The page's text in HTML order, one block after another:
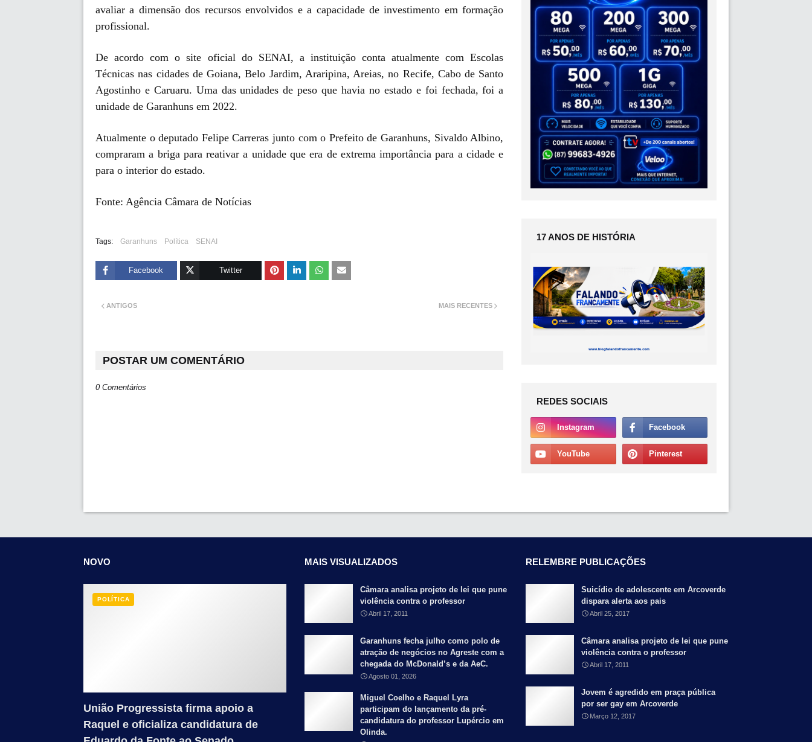
avaliar a dimensão dos recursos envolvidos e a capacidade de investimento em formação
profissional.
De acordo com o site oficial do SENAI, a instituição conta atualmente com Escolas
Técnicas nas cidades de Goiana, Belo Jardim, Araripina, Areias, no Recife, Cabo de Santo
Agostinho e Caruaru. Uma das unidades de peso que havia no estado e foi fechada, foi a
unidade de Garanhuns em 2022.
Atualmente o deputado Felipe Carreras junto com o Prefeito de Garanhuns, Sivaldo Albino,
compraram a briga para reativar a unidade que era de extrema importância para a cidade e
para o interior do estado.
Fonte: Agência Câmara de Notícias
Tags: Garanhuns Política SENAI
Facebook Twitter
MAIS RECENTES
ANTIGOS
POSTAR UM COMENTÁRIO
0 Comentários
17 ANOS DE HISTÓRIA
REDES SOCIAIS
NOVO
POLÍTICA
União Progressista firma apoio a
Raquel e oficializa candidatura de
MAIS VISUALIZADOS
Câmara analisa projeto de lei que pune
violência contra o professor
Abril 17, 2011
Garanhuns fecha julho como polo de
atração de negócios no Agreste com a
chegada do McDonald’s e da AeC.
Agosto 01, 2026
Miguel Coelho e Raquel Lyra
participam do lançamento da pré-
candidatura do professor Lupércio em
Olinda.
RELEMBRE PUBLICAÇÕES
Suicídio de adolescente em Arcoverde
dispara alerta aos pais
Abril 25, 2017
Câmara analisa projeto de lei que pune
violência contra o professor
Abril 17, 2011
Jovem é agredido em praça pública
por ser gay em Arcoverde
Março 12, 2017